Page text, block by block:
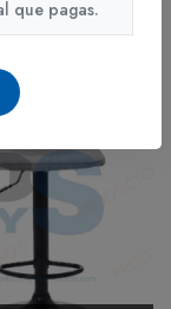
IVA incluido
que pagas.